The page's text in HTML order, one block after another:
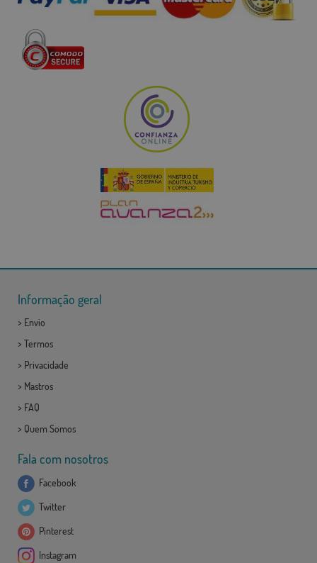
Informação geral
> Envio
> Termos
> Privacidade
> Mastros
> FAQ
> Quem Somos
Fala com nosotros
Facebook
Twitter
Pinterest
Instagram